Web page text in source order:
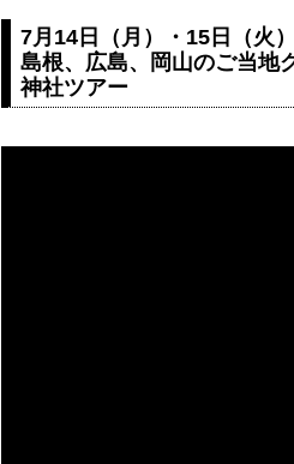
7月14日（月）・15日（火）
島根、広島、岡山のご当地
神社ツアー